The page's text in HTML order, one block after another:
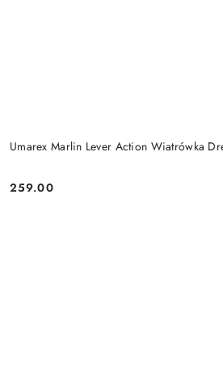
Umarex Marlin Lever Action Wiatrówka
Cena:
259.00